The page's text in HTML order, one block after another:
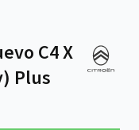
C4 X
Plus